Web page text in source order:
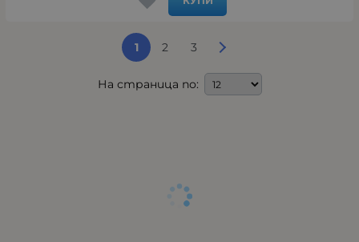
1 2 3
На страница по: